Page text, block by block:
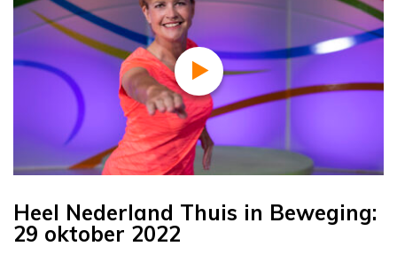
Heel Nederland Thuis in Beweging:
29 oktober 2022